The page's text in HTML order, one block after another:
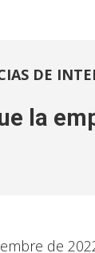
DE
la
de